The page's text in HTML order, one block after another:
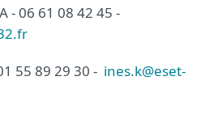
- 06 61 08 42 45 -
55 89 29 30 - ines.k@eset-